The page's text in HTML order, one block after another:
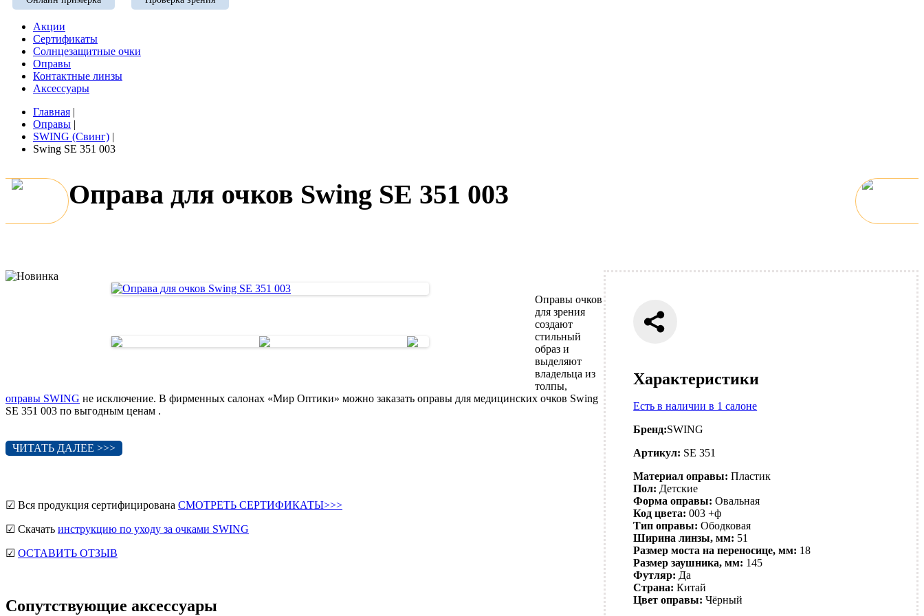
Акции
Сертификаты
Солнцезащитные очки
Оправы
Контактные линзы
Аксессуары
Главная |
Оправы |
SWING (Свинг) |
Swing SE 351 003
Оправа для очков Swing SE 351 003
Характеристики
Есть в наличии в 1 салоне
Бренд:SWING
Артикул: SE 351
Материал оправы: Пластик
Пол: Детские
Форма оправы: Овальная
Код цвета: 003 +ф
Тип оправы: Ободковая
Ширина линзы, мм: 51
Размер моста на переносице, мм: 18
Размер заушника, мм: 145
Футляр: Да
Страна: Китай
Цвет оправы: Чёрный
Оправы очков
для зрения
создают
стильный
образ и
выделяют
владельца из
толпы,
оправы SWING не исключение. В фирменных салонах «Мир Оптики» можно заказать оправы для медицинских очков Swing
SE 351 003 по выгодным ценам .
ЧИТАТЬ ДАЛЕЕ >>>
☑ Вся продукция сертифицирована СМОТРЕТЬ СЕРТИФИКАТЫ>>>
☑ Скачать инструкцию по уходу за очками SWING
☑ ОСТАВИТЬ ОТЗЫВ
Сопутствующие аксессуары